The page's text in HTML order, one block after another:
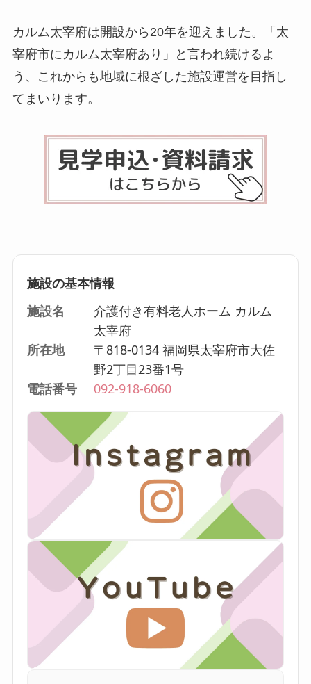
カルム太宰府は開設から20年を迎えました。「太
宰府市にカルム太宰府あり」と言われ続けるよ
う、これからも地域に根ざした施設運営を目指し
てまいります。
施設の基本情報
施設名
介護付き有料老人ホーム カルム
太宰府
所在地
〒818-0134 福岡県太宰府市大佐
野2丁目23番1号
電話番号
092-918-6060